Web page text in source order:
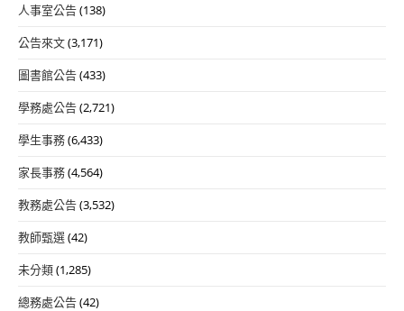
人事室公告(138)
公告來文(3,171)
圖書館公告(433)
學務處公告(2,721)
學生事務(6,433)
家長事務(4,564)
教務處公告(3,532)
教師甄選(42)
未分類(1,285)
總務處公告(42)